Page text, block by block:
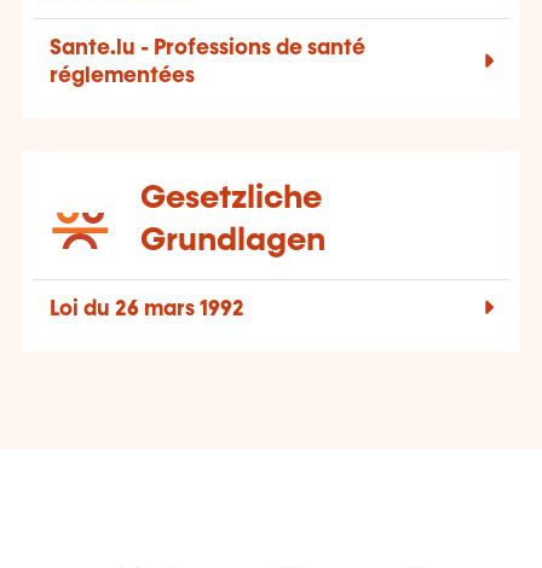
Sante.lu - Professions de santé
réglementées
Gesetzliche
Grundlagen
Loi du 26 mars 1992